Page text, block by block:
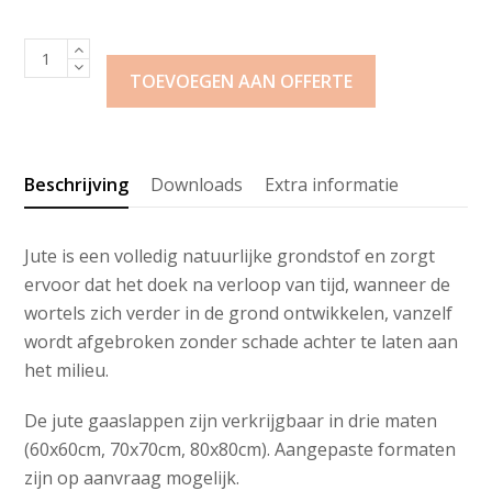
Heno
Jute
Gaaslappen
TOEVOEGEN AAN OFFERTE
Beschrijving Downloads Extra informatie
Jute is een volledig natuurlijke grondstof en zorgt
ervoor dat het doek na verloop van tijd, wanneer de
wortels zich verder in de grond ontwikkelen, vanzelf
wordt afgebroken zonder schade achter te laten aan
het milieu.
De jute gaaslappen zijn verkrijgbaar in drie maten
(60x60cm, 70x70cm, 80x80cm). Aangepaste formaten
zijn op aanvraag mogelijk.